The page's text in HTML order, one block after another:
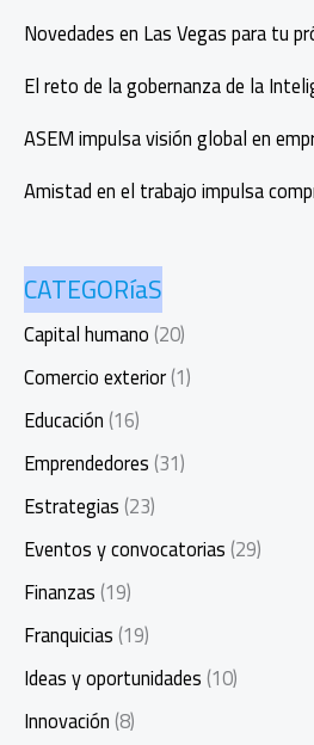
Novedades en Las Vegas para tu
El reto de la gobernanza de la
ASEM impulsa visión global en
Amistad en el trabajo impulsa
CATEGORíaS
Capital humano(20)
Comercio exterior(1)
Educación(16)
Emprendedores(31)
Estrategias(23)
Eventos y convocatorias(29)
Finanzas(19)
Franquicias(19)
Ideas y oportunidades(10)
Innovación(8)